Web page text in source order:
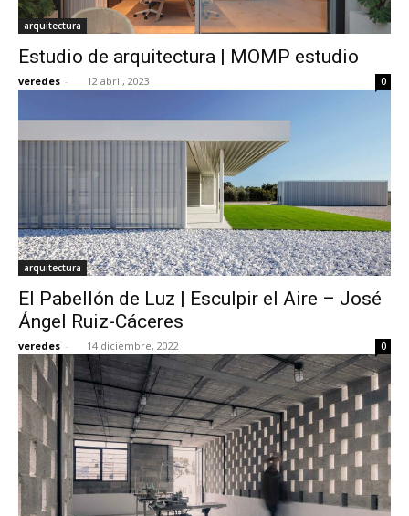
arquitectura
Estudio de arquitectura | MOMP estudio
veredes - 12 abril, 2023 0
arquitectura
El Pabellón de Luz | Esculpir el Aire – José
Ángel Ruiz-Cáceres
veredes - 14 diciembre, 2022 0